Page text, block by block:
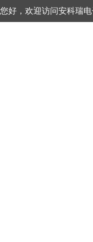
您好，欢迎访问安科瑞